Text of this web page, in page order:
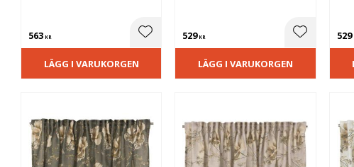
563 KR Lägg till i favoriter
LÄGG I VARUKORGEN
529KR Lägg till i
LÄGG I VARUKORGEN
529